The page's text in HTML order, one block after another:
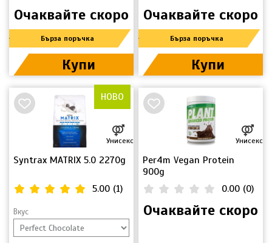
Очаквайте скоро
Бърза поръчка
Купи
Очаквайте скоро
Бърза поръчка
Купи
НОВО
Syntrax MATRIX 5.0 2270g
Унисекс
5.00 (1)
Вкус
Per4m Vegan Protein
900g
Унисекс
0.00 (0)
Очаквайте скоро